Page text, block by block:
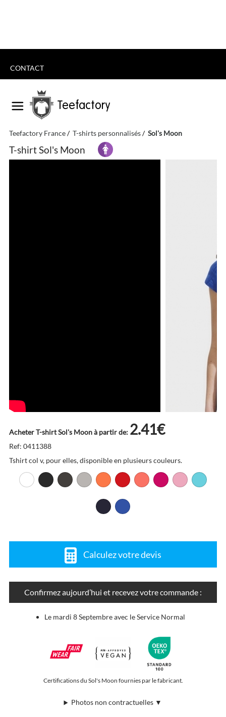
CONTACT
Teefactory
Teefactory France T-shirts personnalisés Sol's Moon
T-shirt Sol's Moon
Acheter T-shirt Sol's Moon à partir de: 2.41€
Ref: 0411388
Tshirt col v, pour elles, disponible en plusieurs couleurs.
Calculez votre devis
Confirmez aujourd’hui et recevez votre commande :
Le mardi 8 Septembre avec le Service Normal
Certifications du Sol's Moon fournies par le fabricant.
Photos non contractuelles ▼